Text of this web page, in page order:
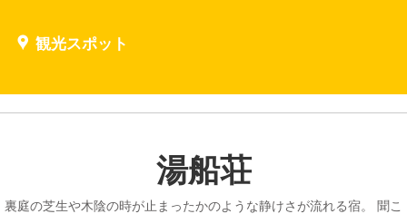
見どころ映像
観光スポット
湯船荘
裏庭の芝生や木陰の時が止まったかのような静けさが流れる宿。 聞こ